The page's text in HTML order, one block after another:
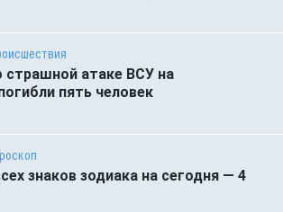
страшной атаке ВСУ на
пять человек
знаков зодиака на сегодня — 4